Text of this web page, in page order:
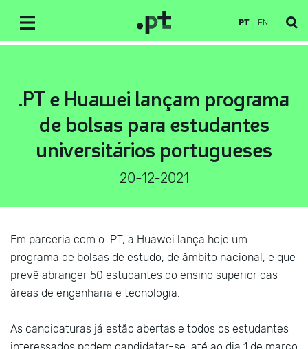
PT EN
.PT e Huawei lançam programa
de bolsas para estudantes
universitários portugueses
20-12-2021
Em parceria com o .PT, a Huawei lança hoje um
programa de bolsas de estudo, de âmbito nacional, e que
prevê abranger 50 estudantes do ensino superior das
áreas de engenharia e tecnologia.
As candidaturas já estão abertas e todos os estudantes